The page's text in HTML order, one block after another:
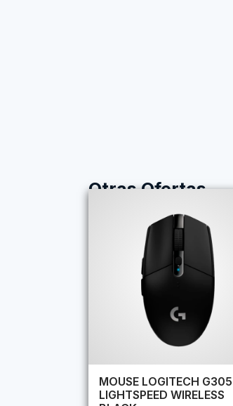
Otras Ofertas
MOUSE LOGITECH G305
LIGHTSPEED WIRELESS